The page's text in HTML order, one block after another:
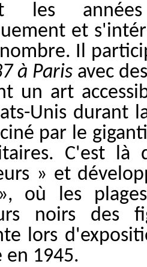
les
et
Il
à Paris avec
un art
Unis durant
par le
C'est là
» et
où les
noirs des
lors
en 1945.